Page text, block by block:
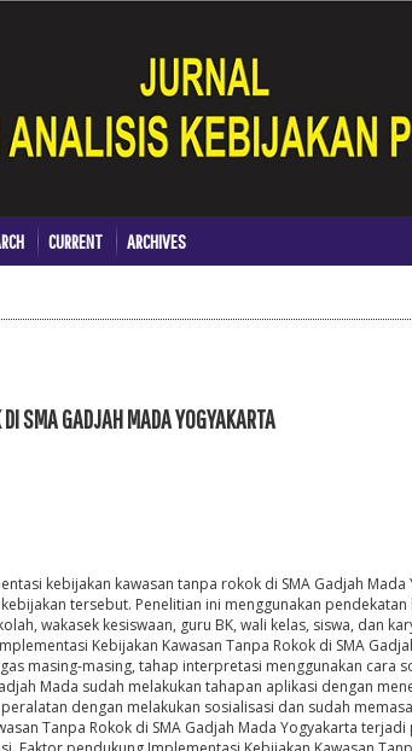
CURRENT ARCHIVES
SMA GADJAH MADA YOGYAKARTA
kebijakan kawasan tanpa rokok di SMA Gadjah Mada
tersebut. Penelitian ini menggunakan pendekatan
wakasek kesiswaan, guru BK, wali kelas, siswa, dan
Kebijakan Kawasan Tanpa Rokok di SMA
masing-masing, tahap interpretasi menggunakan cara
Mada sudah melakukan tahapan aplikasi dengan
dengan melakukan sosialisasi dan sudah
Tanpa Rokok di SMA Gadjah Mada Yogyakarta